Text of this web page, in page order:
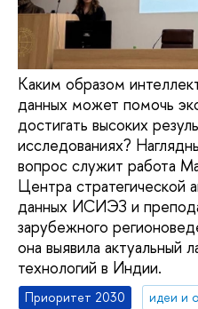
Каким образом
данных может помочь
достигать высоких
исследованиях?
вопрос служит работа
Центра стратегической
данных ИСИЭЗ и
зарубежного
она выявила актуальный
технологий в Индии.
Приоритет 2030
идеи и